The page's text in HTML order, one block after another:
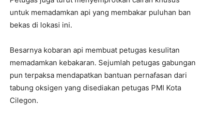
untuk memadamkan api yang membakar puluhan ban
bekas di lokasi ini.
Besarnya kobaran api membuat petugas kesulitan
memadamkan kebakaran. Sejumlah petugas gabungan
pun terpaksa mendapatkan bantuan pernafasan dari
tabung oksigen yang disediakan petugas PMI Kota
Cilegon.